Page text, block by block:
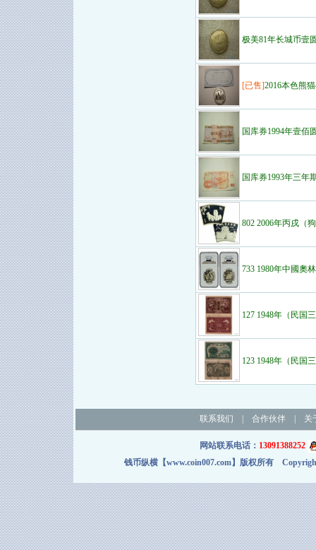
极美81年长城币壹
[已售]2016本色熊
国库券1994年壹佰
国库券1993年三年
802 2006年丙戌（
733 1980年中國奧
127 1948年（民国
123 1948年（民国
联系我们 合作伙伴| 关
网站联系电话： 13091388252
钱币纵横【www.coin007.com】版权所有